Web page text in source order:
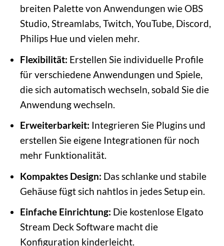
breiten Palette von Anwendungen wie OBS
Studio, Streamlabs, Twitch, YouTube, Discord,
Philips Hue und vielen mehr.
Flexibilität: Erstellen Sie individuelle Profile
für verschiedene Anwendungen und Spiele,
die sich automatisch wechseln, sobald Sie die
Anwendung wechseln.
Erweiterbarkeit: Integrieren Sie Plugins und
erstellen Sie eigene Integrationen für noch
mehr Funktionalität.
Kompaktes Design: Das schlanke und stabile
Gehäuse fügt sich nahtlos in jedes Setup ein.
Einfache Einrichtung: Die kostenlose Elgato
Stream Deck Software macht die
Konfiguration kinderleicht.